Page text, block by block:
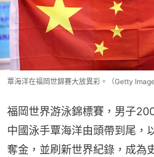
覃海洋在福岡世錦賽大放異彩。（Getty
福岡世界游泳錦標賽，男子
中國泳手覃海洋由頭帶到尾，
奪金，並刷新世界紀錄，成為